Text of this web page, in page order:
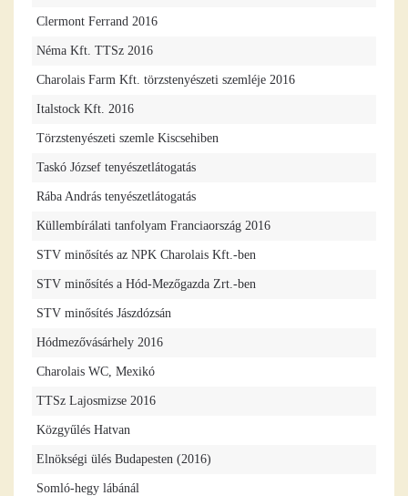
Clermont Ferrand 2016
Néma Kft. TTSz 2016
Charolais Farm Kft. törzstenyészeti szemléje 2016
Italstock Kft. 2016
Törzstenyészeti szemle Kiscsehiben
Taskó József tenyészetlátogatás
Rába András tenyészetlátogatás
Küllembírálati tanfolyam Franciaország 2016
STV minősítés az NPK Charolais Kft.-ben
STV minősítés a Hód-Mezőgazda Zrt.-ben
STV minősítés Jászdózsán
Hódmezővásárhely 2016
Charolais WC, Mexikó
TTSz Lajosmizse 2016
Közgyűlés Hatvan
Elnökségi ülés Budapesten (2016)
Somló-hegy lábánál